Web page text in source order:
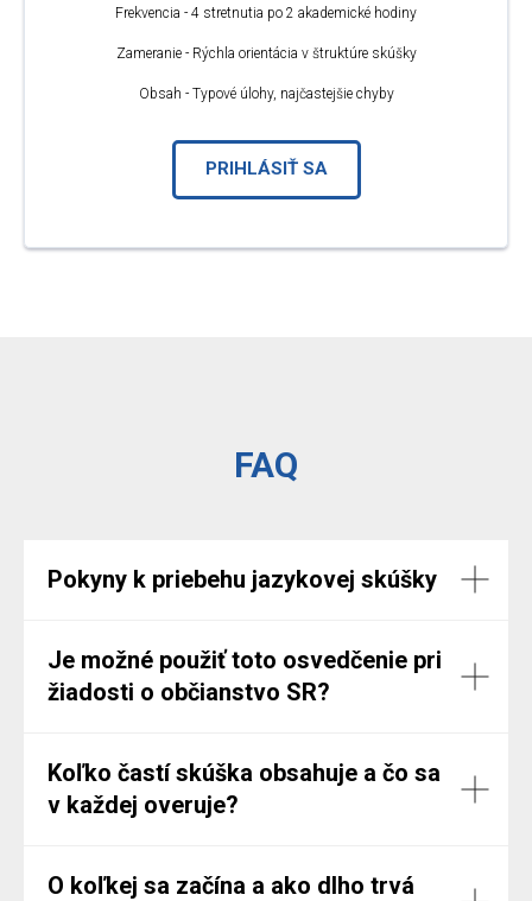
Frekvencia - 4 stretnutia po 2 akademické hodiny
Zameranie - Rýchla orientácia v štruktúre skúšky
Obsah - Typové úlohy, najčastejšie chyby
PRIHLÁSIŤ SA
FAQ
Pokyny k priebehu jazykovej skúšky
Je možné použiť toto osvedčenie pri
žiadosti o občianstvo SR?
Koľko častí skúška obsahuje a čo sa
v každej overuje?
O koľkej sa začína a ako dlho trvá